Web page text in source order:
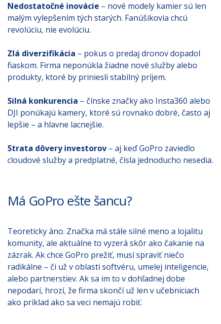
Nedostatočné inovácie – nové modely kamier sú len
malým vylepšením tých starých. Fanúšikovia chcú
revolúciu, nie evolúciu.
Zlá diverzifikácia – pokus o predaj dronov dopadol
fiaskom. Firma neponúkla žiadne nové služby alebo
produkty, ktoré by priniesli stabilný príjem.
Silná konkurencia – čínske značky ako Insta360 alebo
DJI ponúkajú kamery, ktoré sú rovnako dobré, často aj
lepšie – a hlavne lacnejšie.
Strata dôvery investorov – aj keď GoPro zaviedlo
cloudové služby a predplatné, čísla jednoducho nesedia.
Má GoPro ešte šancu?
Teoreticky áno. Značka má stále silné meno a lojalitu
komunity, ale aktuálne to vyzerá skôr ako čakanie na
zázrak. Ak chce GoPro prežiť, musí spraviť niečo
radikálne – či už v oblasti softvéru, umelej inteligencie,
alebo partnerstiev. Ak sa im to v dohľadnej dobe
nepodarí, hrozí, že firma skončí už len v učebniciach
ako príklad ako sa veci nemajú robiť.